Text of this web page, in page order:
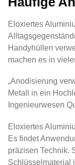
Eloxiertes
Handyhüllen
machen es in
„Anodisierung
Metall in ein
Ingenieurwesen
Eloxiertes
Es findet
präzisen Technik.
Schlüsselmaterial